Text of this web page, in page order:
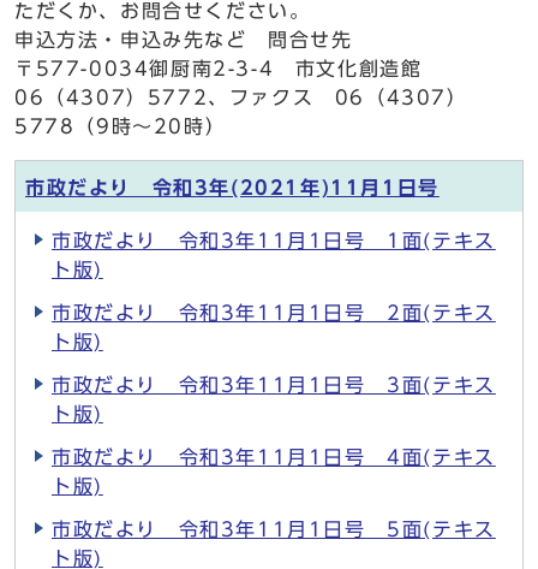
ただくか、お問合せください。
申込方法・申込み先など 問合せ先
〒577-0034御厨南2-3-4 市文化創造館
06（4307）5772、ファクス 06（4307）
5778（9時～20時）
市政だより 令和3年(2021年)11月1日号
市政だより 令和3年11月1日号 1面(テキス
ト版)
市政だより 令和3年11月1日号 2面(テキス
ト版)
市政だより 令和3年11月1日号 3面(テキス
ト版)
市政だより 令和3年11月1日号 4面(テキス
ト版)
市政だより 令和3年11月1日号 5面(テキス
ト版)